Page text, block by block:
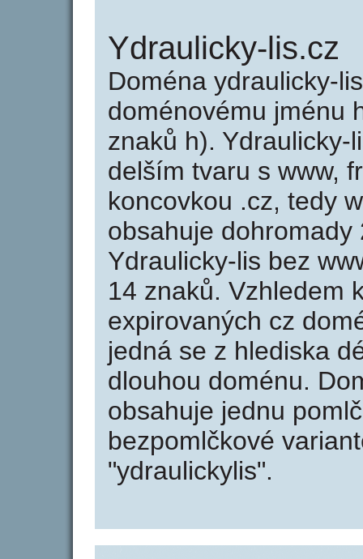
Ydraulicky-lis.cz
Doména ydraulicky-
doménovému jménu
znaků h). Ydraulicky-
delším tvaru s www,
koncovkou .cz, tedy
obsahuje
Ydraulicky-lis bez
14 znaků. Vzhledem
expirovaných cz
jedná se z hlediska
dlouhou doménu.
obsahuje jednu
bezpomlčkové
"ydraulickylis".